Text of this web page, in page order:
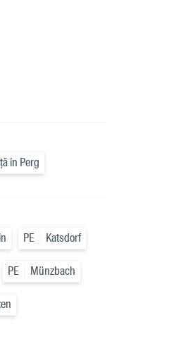
în Perg
PE Katsdorf
PE Münzbach